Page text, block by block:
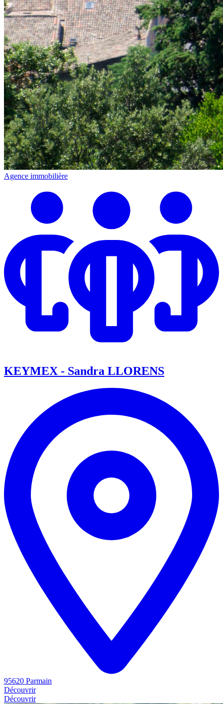
Agence immobilière
KEYMEX - Sandra LLORENS
95620 Parmain
Découvrir
Découvrir